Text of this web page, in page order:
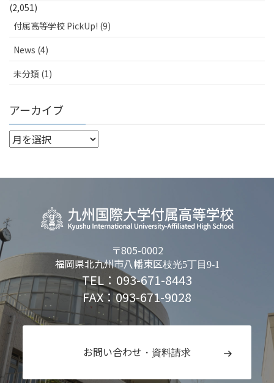
(2,051)
付属高等学校 PickUp! (9)
News (4)
未分類 (1)
アーカイブ
〒805-0002
福岡県北九州市八幡東区枝光5丁目9-1
TEL：093-671-8443
FAX：093-671-9028
お問い合わせ ・資料請求